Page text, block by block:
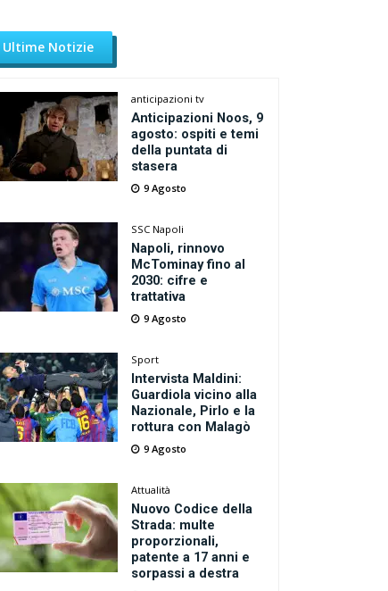
Ultime Notizie
anticipazioni tv
Anticipazioni Noos, 9
agosto: ospiti e temi
della puntata di
stasera
9 Agosto
SSC Napoli
Napoli, rinnovo
McTominay fino al
2030: cifre e
trattativa
9 Agosto
Sport
Intervista Maldini:
Guardiola vicino alla
Nazionale, Pirlo e la
rottura con Malagò
9 Agosto
Attualità
Nuovo Codice della
Strada: multe
proporzionali,
patente a 17 anni e
sorpassi a destra